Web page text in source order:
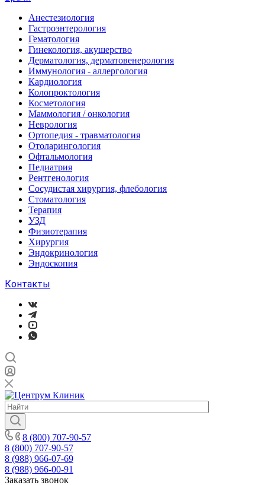
Анестезиология
Гастроэнтерология
Гематология
Гинекология, акушерство
Дерматология, дерматовенерология
Иммунология - аллергология
Кардиология
Колопроктология
Косметология
Маммология / онкология
Неврология
Ортопедия - травматология
Отоларингология
Офтальмология
Педиатрия
Рентгенология
Сосудистая хирургия, флебология
Стоматология
Терапия
УЗД
Физиотерапия
Хирургия
Эндокринология
Эндоскопия
Контакты
8 (800) 707-90-57
8 (800) 707-90-57
8 (988) 966-07-69
8 (988) 966-00-91
Заказать звонок